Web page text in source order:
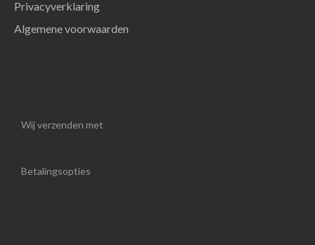
Privacyverklaring
Algemene voorwaarden
Wij verzenden met
Betalingsopties